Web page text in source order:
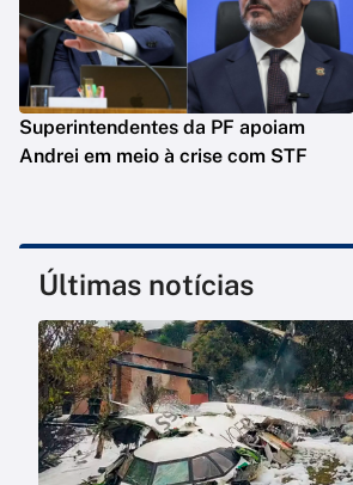
Superintendentes da PF apoiam
Andrei em meio à crise com STF
Últimas notícias